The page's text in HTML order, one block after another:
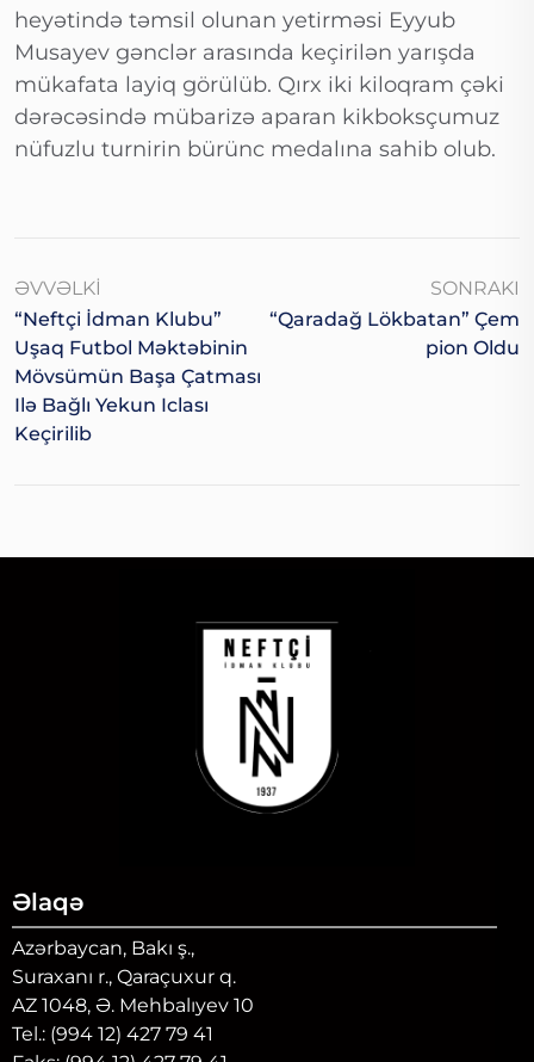
heyətində təmsil olunan yetirməsi Eyyub
Musayev gənclər arasında keçirilən yarışda
mükafata layiq görülüb. Qırx iki kiloqram çəki
dərəcəsində mübarizə aparan kikboksçumuz
nüfuzlu turnirin bürünc medalına sahib olub.
ƏVVƏLKI
“Neftçi İdman Klubu”
Uşaq Futbol Məktəbinin
Mövsümün Başa Çatması
Ilə Bağlı Yekun Iclası
Keçirilib
SONRAKI
“Qaradağ Lökbatan” Çem
Pion Oldu
Əlaqə
Azərbaycan, Bakı ş.,
Suraxanı r., Qaraçuxur q.
AZ 1048, Ə. Mehbalıyev 10
Tel.: (994 12) 427 79 41